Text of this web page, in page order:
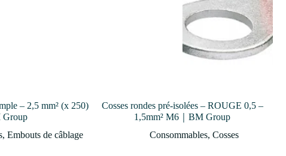
– 2,5 mm² (x 250)
Group
, Embouts de câblage
Cosses rondes pré-isolées – ROUGE 0,5 –
1,5mm² M6｜BM Group
Consommables,Cosses